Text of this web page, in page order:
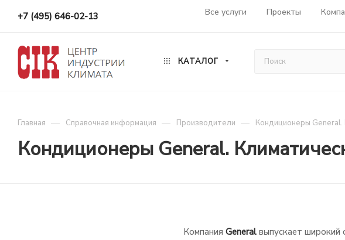
+7 (495) 646-02-13 Все услуги Проекты
КАТАЛОГ
Главная — Справочная информация — Производители — Кондиционеры General.
Кондиционеры General.
Компания General выпускает широкий